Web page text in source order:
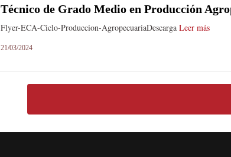
Técnico de Grado Medio en Producción
Flyer-ECA-Ciclo-Produccion-AgropecuariaDescarga Leer más
21/03/2024